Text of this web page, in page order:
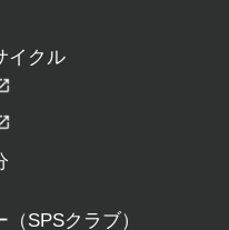
イクル
（SPSクラブ）